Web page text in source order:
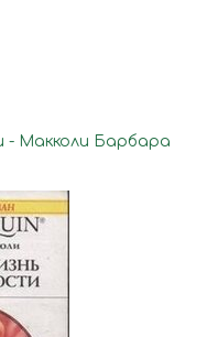
- Макколи Барбара